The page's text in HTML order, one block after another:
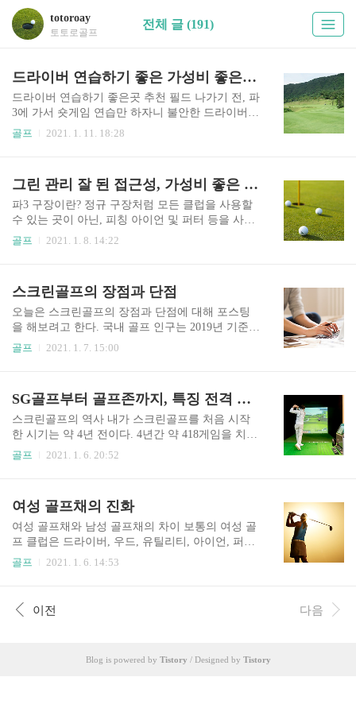
totoroay
토토로골프
전체 글 (191)
드라이버 연습하기 좋은 가성비 좋은 나인홀 구장
드라이버 연습하기 좋은곳 추천 필드 나가기 전, 파
3에 가서 숏게임 연습만 하자니 불안한 드라이버
구질을 점검하고 싶어 질 때, 우드나 유틸리티, 롱
가 있을 수 있다. 노캐디 9홀 구장 포천 아도니스 cc
퍼블릭 9홀 그린피 - 겨울 기준 주중 55,000원, 주말
70,000~75,000원 인원에 따라 1인용 카트와 4인용
카트 중 선택해서 이용할 수 있다. 수동카트 - 3,000
원(9홀 기준) 오토 카트 - 5,000원(9홀 기준) 4인승
함. ..
골프 2021. 1. 11. 18:28
그린 관리 잘 된 접근성, 가성비 좋은 파3연습장
파3 구장이란? 정규 구장처럼 모든 클럽을 사용할
수 있는 곳이 아닌, 피칭 아이언 및 퍼터 등을 사용
하는 숏게임 연습장을 말한다. 간혹 양잔디인 곳도
에는 많은 파3 구장들이 있다. 파3 구장은 필드를
나가는 것에 비해 저렴하고 연습도 많이 해볼 수 있
다는 장점이 있으나 드라이버, 우드, 유틸리티를 쳐
보지 못한다는 점이 아쉽다. 대신 어프로치, 퍼팅
같은 숏게임 실력을 향상하기에는 더없이 좋은 구
8번부터 사용 가능하다. 이것은 개개인의 개인차가
있을 수 있..
골프 2021. 1. 8. 14:22
스크린골프의 장점과 단점
오늘은 스크린골프의 장점과 단점에 대해 포스팅
을 해보려고 한다. 국내 골프 인구는 2019년 기준 7
00만 명 가까이 돌파했다. 몇 년 뒤면 천만 스포츠
미지는 귀족 스포츠, 중장년들의 스포츠라는 이미
지가 컸다. 그러나 몇 년 전부터 2030의 젊은 골퍼
들이 대거 골프라는 스포츠에 관심을 가지고 즐기
기 시작했다. 그중에는 필드에서부터 경험을 쌓는
이들도 많지만, 주변에서 손쉽게 접할 수 있는 스크
이것이 스크린골프의 가장 큰 장점이라 할 수 있다.
보통은 필드를..
골프 2021. 1. 7. 15:00
SG골프부터 골프존까지, 특징 전격 분석
스크린골프의 역사 내가 스크린골프를 처음 시작
한 시기는 약 4년 전이다. 4년간 약 418게임을 치면
서 분석하고 이용해본 결과를 공유하려고 한다.스
이중에서도 가장 널리 알려지고 많이 이용하는 곳
은 단연 골프존이다. 골프존은 2015년에 설립되어
네트워크 플레이, 대회 모드 플레이, 전국 골프장을
세밀하게 시뮬레이션하여 전국의 골퍼들에게 큰
인기를 얻으며 2019년 기준(2,390억 원)의 매출을
이며 GDR기계 출시, 시스템 업데이트 등 끊임없는
기술 연구가 진행되고 있는 기업이다. 그 뒤를 바짝
골프 2021. 1. 6. 20:52
여성 골프채의 진화
여성 골프채와 남성 골프채의 차이 보통의 여성 골
프 클럽은 드라이버, 우드, 유틸리티, 아이언, 퍼터
이렇게 구성되어있다. 그러나 남성 골프 클럽과는
은 통상적으로 4,5,6,7,8,9, P, S, A의 구성이다. 경우
에 따라 롱 아이언에 자신 있는 남성들은 2번, 3번
언의 구성이거나 5번마저 없는 6 아이언부터 S웨지
골프 2021. 1. 6. 14:53
이전 다음
Blog is powered by Tistory / Designed by Tistory